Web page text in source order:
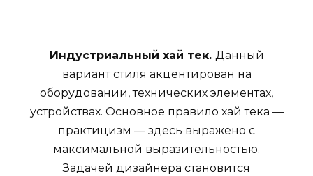
Индустриальный хай тек. Данный
вариант стиля акцентирован на
оборудовании, технических элементах,
устройствах. Основное правило хай тека —
практицизм — здесь выражено с
максимальной выразительностью.
Задачей дизайнера становится